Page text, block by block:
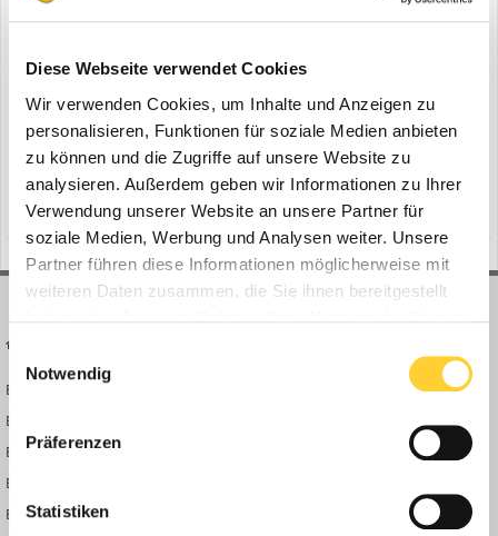
Diese Webseite verwendet Cookies
Wir verwenden Cookies, um Inhalte und Anzeigen zu
personalisieren, Funktionen für soziale Medien anbieten
zu können und die Zugriffe auf unsere Website zu
analysieren. Außerdem geben wir Informationen zu Ihrer
Verwendung unserer Website an unsere Partner für
soziale Medien, Werbung und Analysen weiter. Unsere
Partner führen diese Informationen möglicherweise mit
weiteren Daten zusammen, die Sie ihnen bereitgestellt
Einwilligungsauswahl
Notwendig
Präferenzen
Statistiken
ein Thema erstellte Bauforum24 inNews aus der
Baumaschinen Industrie
Ismaning - Volvo CE hat seine Kurzheck-Mobilbagger EWR170 und
EWR150 in einer neuen Generation auf den Markt gebracht.
Markantes Kennzeichen, unter anderem: die branchenweit erste
elektrisch ausklappbare Leiter für einen sicheren Zugang zur
Kabine. Bauforum24 Artikel (30.04.2025): Neue Radlade...
30. Mai 2025 ewr150 (und 7 weitere)
Bauforum24 News
Bauforum24 TV
BF24 Mediathek
BF24 Fotostrecken
Bauforum Shop